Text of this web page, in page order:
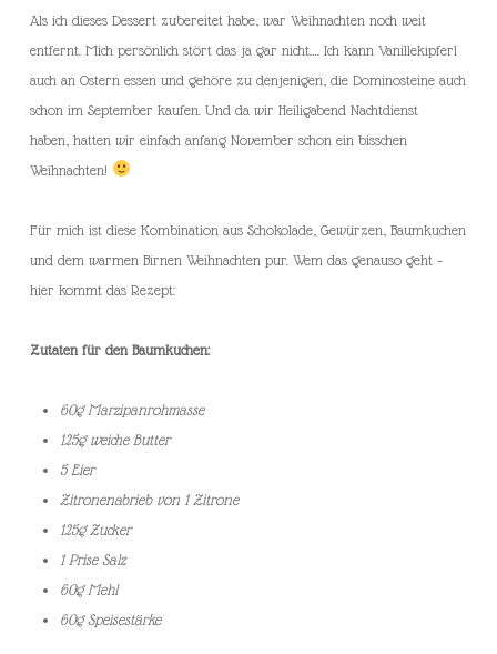
Als ich dieses Dessert zubereitet habe, war Weihnachten noch weit
entfernt. Mich persönlich stört das ja gar nicht…. Ich kann Vanillekipferl
auch an Ostern essen und gehöre zu denjenigen, die Dominosteine auch
schon im September kaufen. Und da wir Heiligabend Nachtdienst
haben, hatten wir einfach anfang November schon ein bisschen
Weihnachten!
Für mich ist diese Kombination aus Schokolade, Gewürzen, Baumkuchen
und dem warmen Birnen Weihnachten pur. Wem das genauso geht –
hier kommt das Rezept:
Zutaten für den Baumkuchen:
60g Marzipanrohmasse
125g weiche Butter
5 Eier
Zitronenabrieb von 1 Zitrone
125g Zucker
1 Prise Salz
60g Mehl
60g Speisestärke